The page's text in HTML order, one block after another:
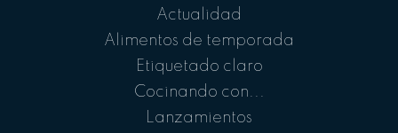
Actualidad
Alimentos de temporada
Etiquetado claro
Cocinando con...
Lanzamientos